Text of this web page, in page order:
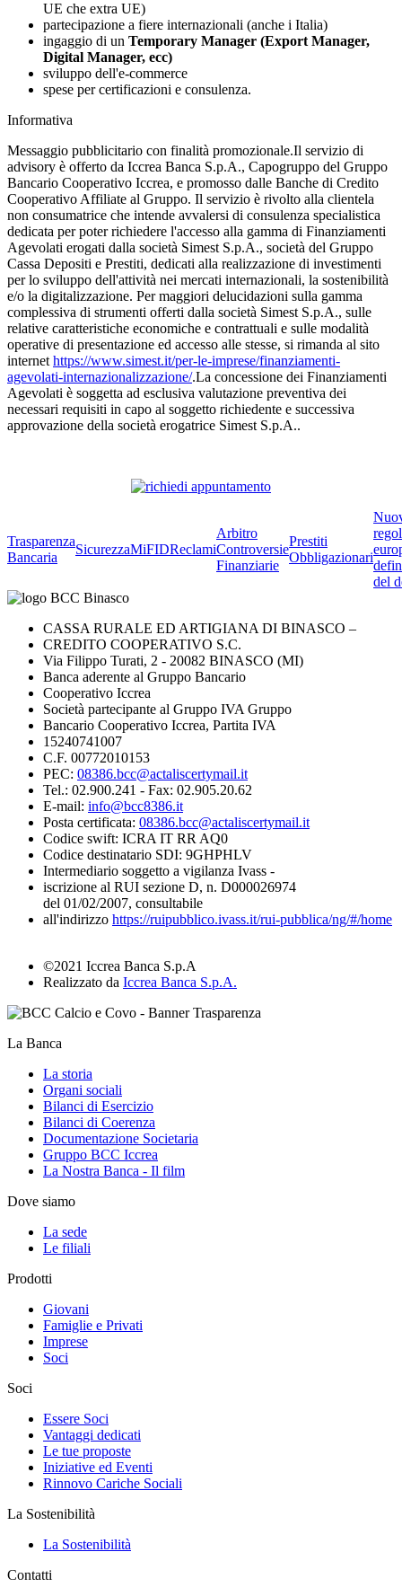
UE che extra UE)
partecipazione a fiere internazionali (anche i Italia)
ingaggio di un Temporary Manager (Export Manager,
Digital Manager, ecc)
sviluppo dell'e-commerce
spese per certificazioni e consulenza.
Informativa
Messaggio pubblicitario con finalità promozionale.Il servizio di
advisory è offerto da Iccrea Banca S.p.A., Capogruppo del Gruppo
Bancario Cooperativo Iccrea, e promosso dalle Banche di Credito
Cooperativo Affiliate al Gruppo. Il servizio è rivolto alla clientela
non consumatrice che intende avvalersi di consulenza specialistica
dedicata per poter richiedere l'accesso alla gamma di Finanziamenti
Agevolati erogati dalla società Simest S.p.A., società del Gruppo
Cassa Depositi e Prestiti, dedicati alla realizzazione di investimenti
per lo sviluppo dell'attività nei mercati internazionali, la sostenibilità
e/o la digitalizzazione. Per maggiori delucidazioni sulla gamma
complessiva di strumenti offerti dalla società Simest S.p.A., sulle
relative caratteristiche economiche e contrattuali e sulle modalità
operative di presentazione ed accesso alle stesse, si rimanda al sito
internet https://www.simest.it/per-le-imprese/finanziamenti-
agevolati-internazionalizzazione/.La concessione dei Finanziamenti
Agevolati è soggetta ad esclusiva valutazione preventiva dei
necessari requisiti in capo al soggetto richiedente e successiva
approvazione della società erogatrice Simest S.p.A..
Trasparenza
Bancaria
SicurezzaMiFIDReclami
Arbitro
Controversie
Finanziarie
Prestiti
Obbligazionari
del
CASSA RURALE ED ARTIGIANA DI BINASCO –
CREDITO COOPERATIVO S.C.
Via Filippo Turati, 2 - 20082 BINASCO (MI)
Banca aderente al Gruppo Bancario
Cooperativo Iccrea
Società partecipante al Gruppo IVA Gruppo
Bancario Cooperativo Iccrea, Partita IVA
15240741007
C.F. 00772010153
PEC: 08386.bcc@actaliscertymail.it
Tel.: 02.900.241 - Fax: 02.905.20.62
E-mail: info@bcc8386.it
Posta certificata: 08386.bcc@actaliscertymail.it
Codice swift: ICRA IT RR AQ0
Codice destinatario SDI: 9GHPHLV
Intermediario soggetto a vigilanza Ivass -
iscrizione al RUI sezione D, n. D000026974
del 01/02/2007, consultabile
all'indirizzo https://ruipubblico.ivass.it/rui-pubblica/ng/#/home
©2021 Iccrea Banca S.p.A
Realizzato da Iccrea Banca S.p.A.
La Banca
La storia
Organi sociali
Bilanci di Esercizio
Bilanci di Coerenza
Documentazione Societaria
Gruppo BCC Iccrea
La Nostra Banca - Il film
Dove siamo
La sede
Le filiali
Prodotti
Giovani
Famiglie e Privati
Imprese
Soci
Soci
Essere Soci
Vantaggi dedicati
Le tue proposte
Iniziative ed Eventi
Rinnovo Cariche Sociali
La Sostenibilità
La Sostenibilità
Contatti